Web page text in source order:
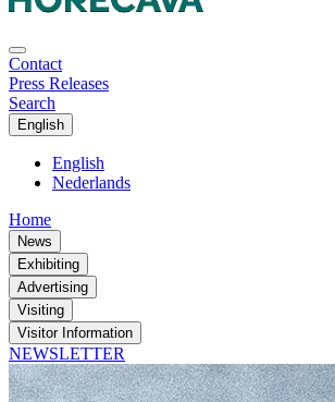
Contact
Press Releases
Search
English
English
Nederlands
Home
News
Exhibiting
Advertising
Visiting
Visitor Information
NEWSLETTER